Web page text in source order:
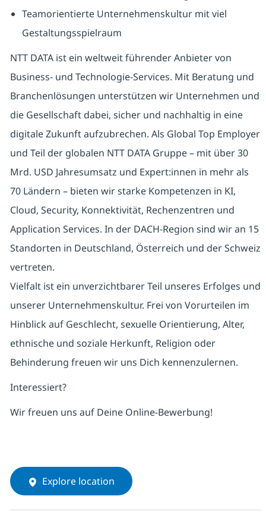
Teamorientierte Unternehmenskultur mit viel
Gestaltungsspielraum
NTT DATA ist ein weltweit führender Anbieter von
Business- und Technologie-Services. Mit Beratung und
Branchenlösungen unterstützen wir Unternehmen und
die Gesellschaft dabei, sicher und nachhaltig in eine
digitale Zukunft aufzubrechen. Als Global Top Employer
und Teil der globalen NTT DATA Gruppe – mit über 30
Mrd. USD Jahresumsatz und Expert:innen in mehr als
70 Ländern – bieten wir starke Kompetenzen in KI,
Cloud, Security, Konnektivität, Rechenzentren und
Application Services. In der DACH-Region sind wir an 15
Standorten in Deutschland, Österreich und der Schweiz
vertreten.
Vielfalt ist ein unverzichtbarer Teil unseres Erfolges und
unserer Unternehmenskultur. Frei von Vorurteilen im
Hinblick auf Geschlecht, sexuelle Orientierung, Alter,
ethnische und soziale Herkunft, Religion oder
Behinderung freuen wir uns Dich kennenzulernen.
Interessiert?
Wir freuen uns auf Deine Online-Bewerbung!
Explore location